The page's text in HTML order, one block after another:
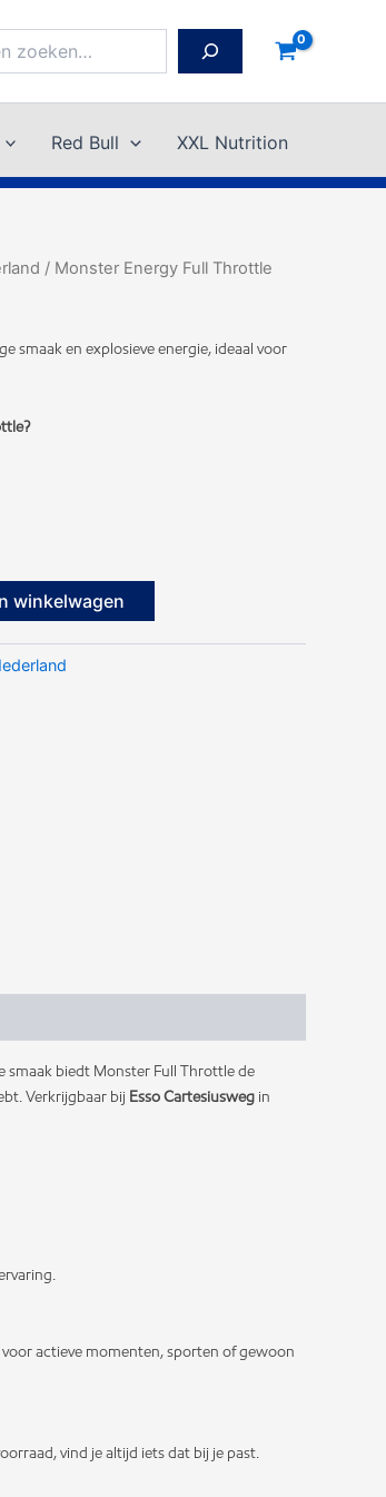
Red Bull XXL Nutrition
/ Monster Energy Full Throttle
smaak en explosieve energie, ideaal voor
winkelwagen
smaak biedt Monster Full Throttle de
Verkrijgbaar bij Esso Cartesiusweg in
actieve momenten, sporten of gewoon
vind je altijd iets dat bij je past.